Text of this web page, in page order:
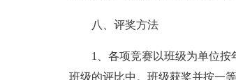
八、评奖方法
1、各项竞赛以班级为单位
班级的评比中。班级获奖并按一